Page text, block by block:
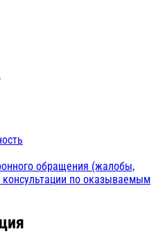
обращения (жалобы,
по оказываемым